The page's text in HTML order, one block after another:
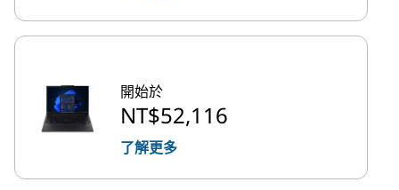
開始於
NT$52,116
了解更多